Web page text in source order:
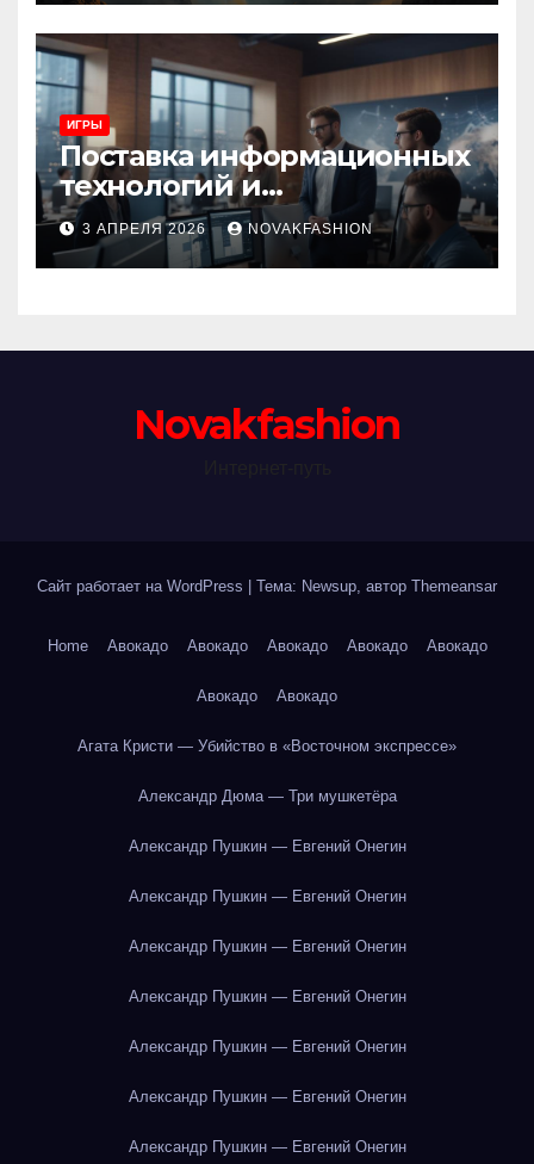
ИГРЫ
Поставка информационных
технологий и
инновационные решения
3 АПРЕЛЯ 2026 NOVAKFASHION
Novakfashion
Сайт работает на WordPress Тема: Newsup, автор Themeansar
Home Авокадо Авокадо Авокадо Авокадо Авокадо
Авокадо Авокадо
Агата Кристи — Убийство в «Восточном экспрессе»
Александр Дюма — Три мушкетёра
Александр Пушкин — Евгений Онегин
Александр Пушкин — Евгений Онегин
Александр Пушкин — Евгений Онегин
Александр Пушкин — Евгений Онегин
Александр Пушкин — Евгений Онегин
Александр Пушкин — Евгений Онегин
Александр Пушкин — Евгений Онегин